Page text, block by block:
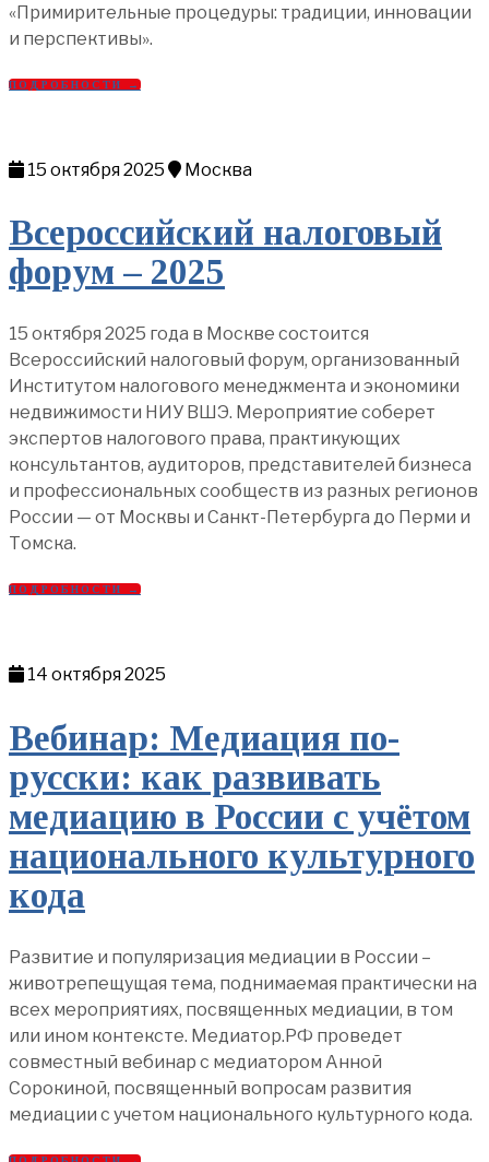
«Примирительные процедуры: традиции, инновации
и перспективы».
ПОДРОБНОСТИ →
15 октября 2025 Москва
Всероссийский налоговый
форум – 2025
15 октября 2025 года в Москве состоится
Всероссийский налоговый форум, организованный
Институтом налогового менеджмента и экономики
недвижимости НИУ ВШЭ. Мероприятие соберет
экспертов налогового права, практикующих
консультантов, аудиторов, представителей бизнеса
и профессиональных сообществ из разных регионов
России — от Москвы и Санкт-Петербурга до Перми и
Томска.
ПОДРОБНОСТИ →
14 октября 2025
Вебинар: Медиация по-
русски: как развивать
медиацию в России с учётом
национального культурного
кода
Развитие и популяризация медиации в России –
животрепещущая тема, поднимаемая практически на
всех мероприятиях, посвященных медиации, в том
или ином контексте. Медиатор.РФ проведет
совместный вебинар с медиатором Анной
Сорокиной, посвященный вопросам развития
медиации с учетом национального культурного кода.